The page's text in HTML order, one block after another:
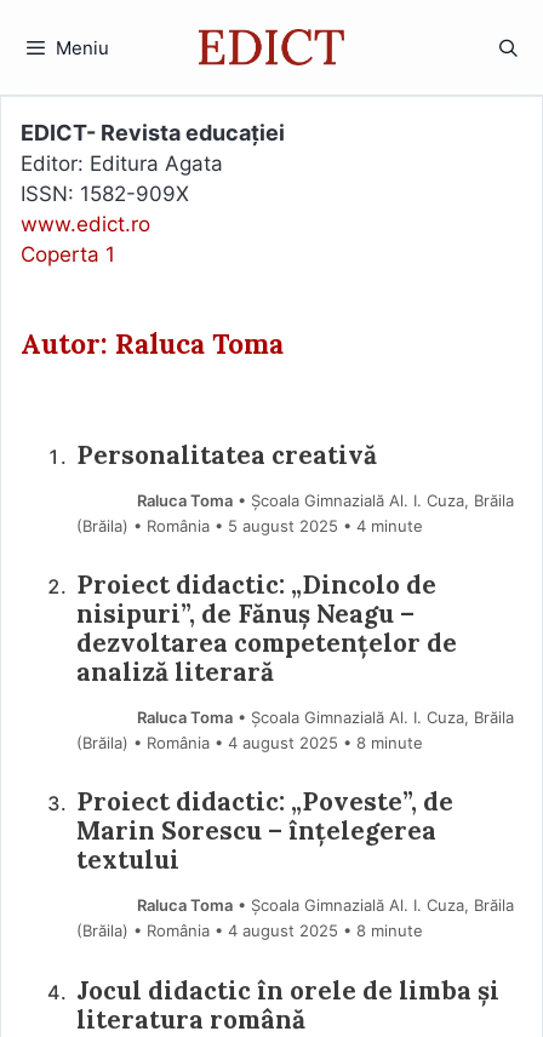
Meniu
EDICT- Revista educației
Editor: Editura Agata
ISSN: 1582-909X
www.edict.ro
Coperta 1
Autor: Raluca Toma
Personalitatea creativă
Raluca Toma• Școala Gimnazială Al. I. Cuza, Brăila
(Brăila) • România
5 august 2025 • 4 minute
Proiect didactic: „Dincolo de
nisipuri”, de Fănuș Neagu –
dezvoltarea competențelor de
analiză literară
Raluca Toma• Școala Gimnazială Al. I. Cuza, Brăila
(Brăila) • România
4 august 2025 • 8 minute
Proiect didactic: „Poveste”, de
Marin Sorescu – înțelegerea
textului
Raluca Toma• Școala Gimnazială Al. I. Cuza, Brăila
(Brăila) • România
4 august 2025 • 8 minute
Jocul didactic în orele de limba și
literatura română